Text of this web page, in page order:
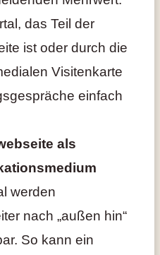
das Teil der
ist oder durch die
Visitenkarte
einfach
als
werden
nach „außen hin“
So kann ein